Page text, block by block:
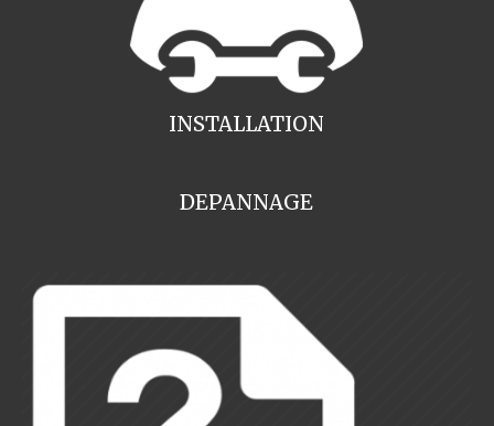
INSTALLATION
DEPANNAGE